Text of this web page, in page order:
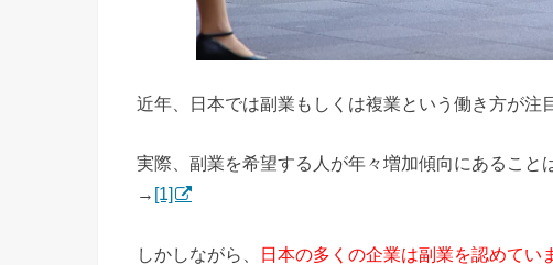
近年、日本では副業もしくは複業という働き方が注
実際、副業を希望する人が年々増加傾向にあること
→ [1]
しかしながら、 日本の多くの企業は副業を認めてい